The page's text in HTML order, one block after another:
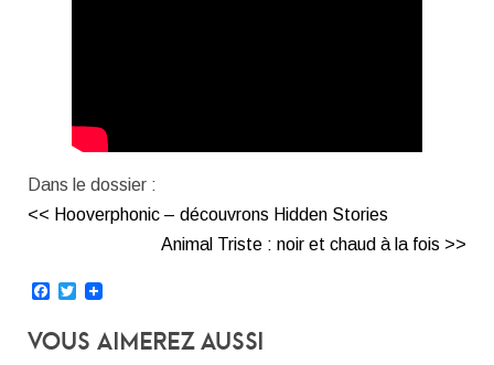
Dans le dossier :
<< Hooverphonic – découvrons Hidden Stories
Animal Triste : noir et chaud à la fois >>
Facebook
Twitter
Vous Aimerez Aussi